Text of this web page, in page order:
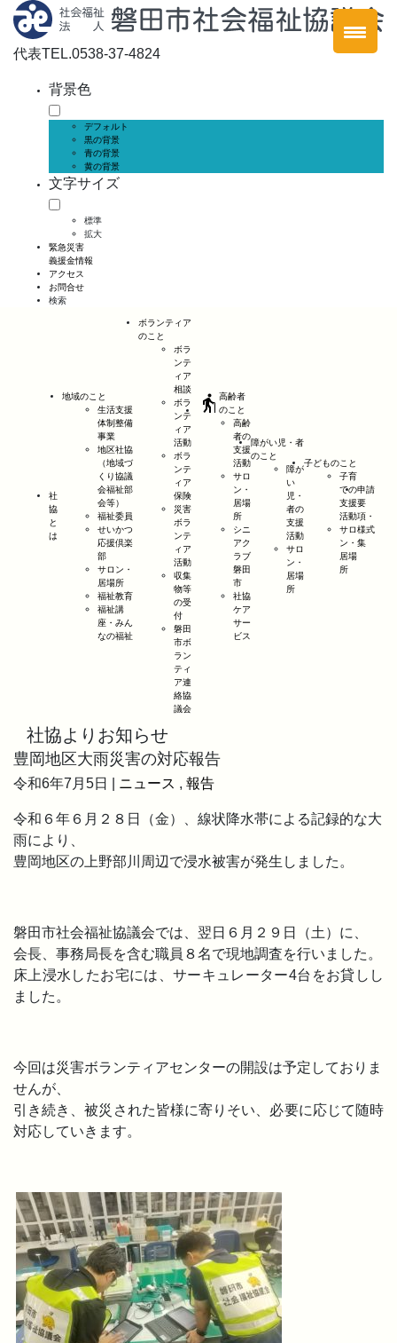
代表TEL.0538-37-4824
背景色
デフォルト
黒の背景
青の背景
黄の背景
文字サイズ
標準
拡大
緊急災害
義援金情報
アクセス
お問合せ
検索
社
協
と
は
地域のこと
生活支援
体制整備
事業
地区社協
（地域づ
くり協議
会福祉部
会等）
福祉委員
せいかつ
応援倶楽
部
サロン・
居場所
福祉教育
福祉講
座・みん
なの福祉
ボランティア
のこと
ボラ
ンテ
ィア
相談
ボラ
ンテ
ィア
活動
ボラ
ンテ
ィア
保険
災害
ボラ
ンテ
ィア
活動
収集
物等
の受
付
磐田
市ボ
ラン
ティ
ア連
絡協
議会
elderly高齢者
のこと
高齢
者の
支援
活動
サロ
ン・
居場
所
シニ
アク
ラブ
磐田
市
社協
ケア
サー
ビス
障がい児・者
のこと
障が
い
児・
者の
支援
活動
サロ
ン・
居場
所
子どものこと
子育
ての
支援
活動
サロ
ン・
居場
所
申請
要
項・
様式
集
社協よりお知らせ
豊岡地区大雨災害の対応報告
令和6年7月5日 | ニュース , 報告
令和６年６月２８日（金）、線状降水帯による記録的な大
雨により、
豊岡地区の上野部川周辺で浸水被害が発生しました。
磐田市社会福祉協議会では、翌日６月２９日（土）に、
会長、事務局長を含む職員８名で現地調査を行いました。
床上浸水したお宅には、サーキュレーター4台をお貸しし
ました。
今回は災害ボランティアセンターの開設は予定しておりま
せんが、
引き続き、被災された皆様に寄りそい、必要に応じて随時
対応していきます。